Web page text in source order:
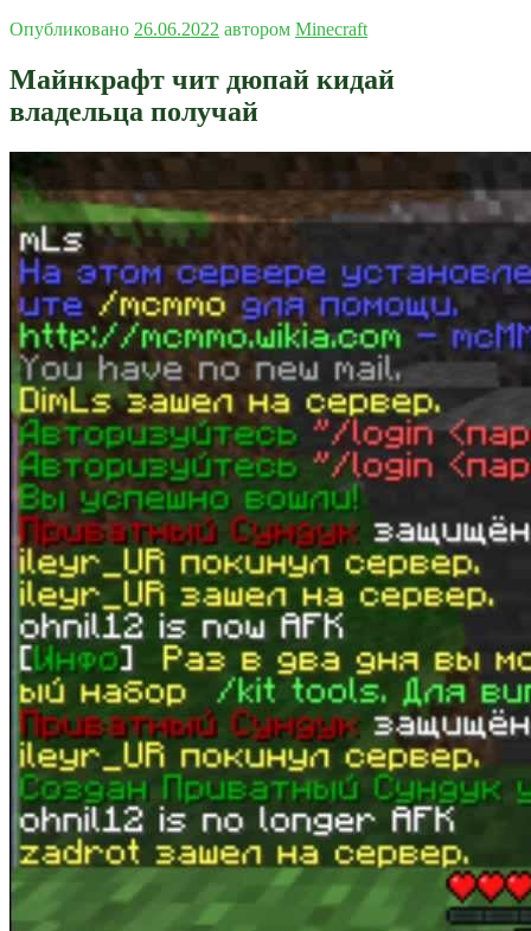
Опубликовано 26.06.2022 автором Minecraft
Майнкрафт чит дюпай кидай
владельца получай